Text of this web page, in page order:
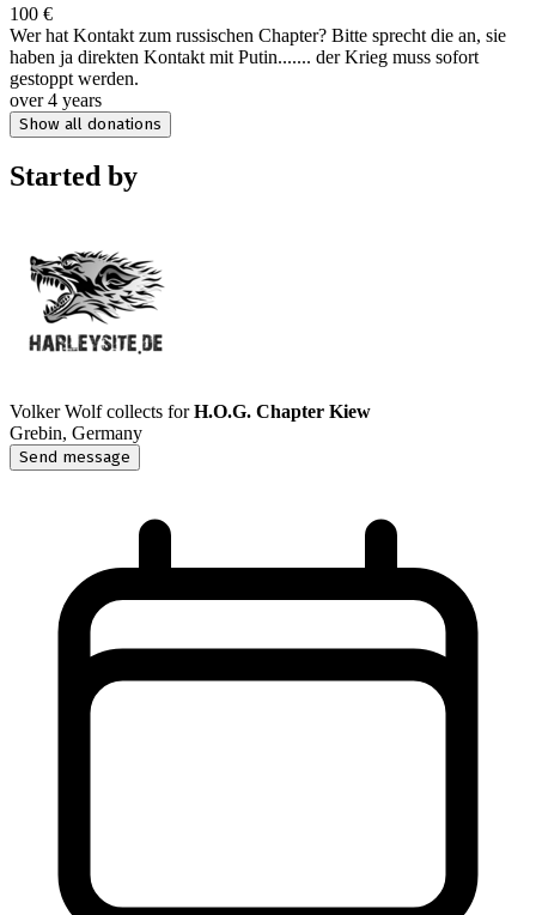
100 €
Wer hat Kontakt zum russischen Chapter? Bitte sprecht die an, sie
haben ja direkten Kontakt mit Putin....... der Krieg muss sofort
gestoppt werden.
over 4 years
Show all donations
Started by
Volker Wolfcollects forH.O.G. Chapter Kiew
Grebin, Germany
Send message